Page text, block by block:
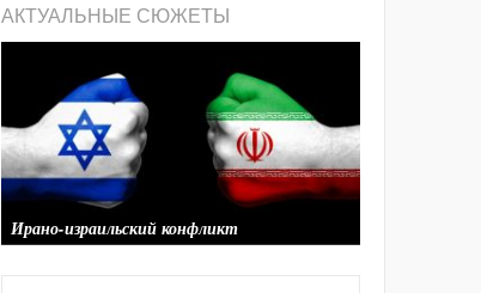
АКТУАЛЬНЫЕ СЮЖЕТЫ
Ирано-израильский конфликт